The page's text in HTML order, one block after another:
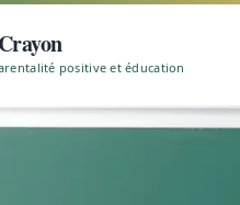
positive et éducation